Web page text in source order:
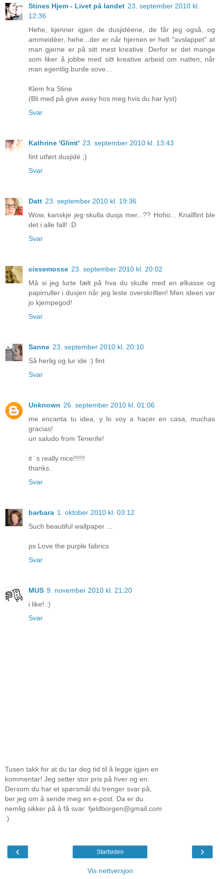
Stines Hjem - Livet på landet 23. september 2010 kl.
12:36
Hehe, kjenner igjen de dusjidèene, de får jeg også, og
ammeidèer, hehe...der er når hjernen er helt "avslappet" at
man gjerne er på sitt mest kreative. Derfor er det mange
som liker å jobbe med sitt kreative arbeid om natten, når
man egentlig burde sove...
Klem fra Stine
(Bli med på give away hos meg hvis du har lyst)
Svar
Kathrine 'Glimt' 23. september 2010 kl. 13:43
fint utført dusjidé ;)
Svar
Datt 23. september 2010 kl. 19:36
Wow, kanskje jeg skulla dusja mer...?? Hoho... Knallfint ble
det i alle fall! :D
Svar
cissemosse 23. september 2010 kl. 20:02
Må si jeg lurte fælt på hva du skulle med en ølkasse og
papirruller i dusjen når jeg leste overskriften! Men ideen var
jo kjempegod!
Svar
Sanne 23. september 2010 kl. 20:10
Så herlig og lur ide :) fint
Svar
Unknown 26. september 2010 kl. 01:06
me encanta tu idea, y lo voy a hacer en casa, muchas
gracias!
un saludo from Tenerife!
it ´s really nice!!!!!!
thanks.
Svar
barbara 1. oktober 2010 kl. 03:12
Such beautiful wallpaper ...
ps Love the purple fabrics
Svar
MUS 9. november 2010 kl. 21:20
i like! :)
Svar
Tusen takk for at du tar deg tid til å legge igjen en
kommentar! Jeg setter stor pris på hver og en.
Dersom du har et spørsmål du trenger svar på,
ber jeg om å sende meg en e-post. Da er du
nemlig sikker på å få svar: fjeldborgen@gmail.com
:)
‹ ›
Startsiden
Vis nettversjon